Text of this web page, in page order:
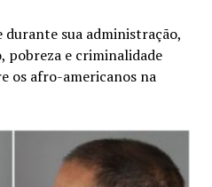
sua administração,
pobreza e criminalidade
os afro-americanos na